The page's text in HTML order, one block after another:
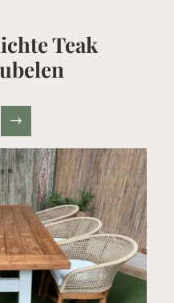
Teak